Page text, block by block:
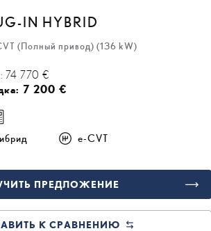
IN HYBRID
(Полный привод) (136 kW)
74 770 €
7 200 €
e-CVT
ПРЕДЛОЖЕНИЕ
К СРАВНЕНИЮ